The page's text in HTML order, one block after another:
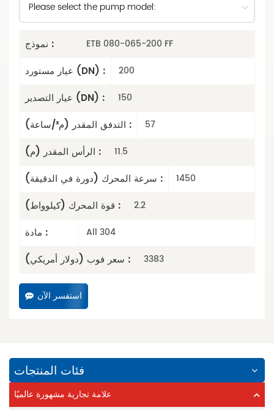
نموذج : ETB 080-065-200 FF
عيار مستورد (DN) : 200
عيار التصدير (DN) : 150
التدفق المقدر (م³/ساعة) : 57
الرأس المقدر (م) : 11.5
سرعة المحرك (دورة في الدقيقة) : 1450
قوة المحرك (كيلوواط) : 2.2
مادة : All 304
سعر فوب (دولار أمريكي) : 3383
استفسر الآن
فئات المنتجات
علامة تجارية مشهورة عالميًا